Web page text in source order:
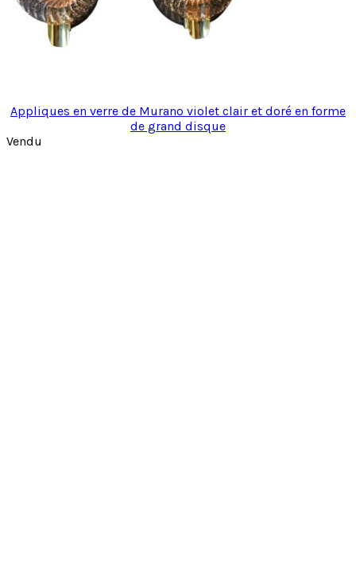
Appliques en verre de Murano violet clair et doré en forme
de grand disque
Vendu